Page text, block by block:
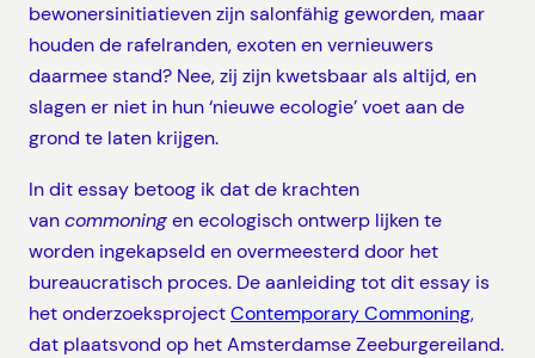
bewonersinitiatieven zijn salonfähig geworden, maar
houden de rafelranden, exoten en vernieuwers
daarmee stand? Nee, zij zijn kwetsbaar als altijd, en
slagen er niet in hun ‘nieuwe ecologie’ voet aan de
grond te laten krijgen.
In dit essay betoog ik dat de krachten
vancommoningen ecologisch ontwerp lijken te
worden ingekapseld en overmeesterd door het
bureaucratisch proces. De aanleiding tot dit essay is
het onderzoeksprojectContemporary Commoning,
dat plaatsvond op het Amsterdamse Zeeburgereiland.